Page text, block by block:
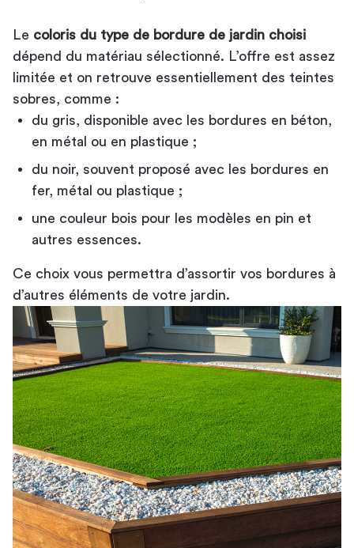
Le coloris du type de bordure de jardin choisi
dépend du matériau sélectionné. L’offre est assez
limitée et on retrouve essentiellement des teintes
sobres, comme :
du gris, disponible avec les bordures en béton,
en métal ou en plastique ;
du noir, souvent proposé avec les bordures en
fer, métal ou plastique ;
une couleur bois pour les modèles en pin et
autres essences.
Ce choix vous permettra d’assortir vos bordures à
d’autres éléments de votre jardin.